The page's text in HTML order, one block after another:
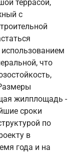
террасой,
с
использованием
что
жилплощадь -
сроки
по
в
года и на